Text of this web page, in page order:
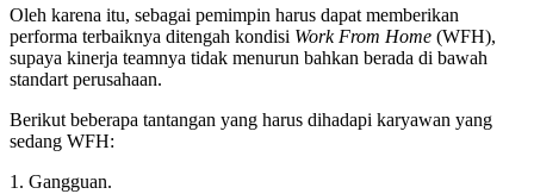
Oleh karena itu, sebagai pemimpin harus dapat memberikan
performa terbaiknya ditengah kondisi Work From Home (WFH),
supaya kinerja teamnya tidak menurun bahkan berada di bawah
standart perusahaan.
Berikut beberapa tantangan yang harus dihadapi karyawan yang
sedang WFH:
1. Gangguan.